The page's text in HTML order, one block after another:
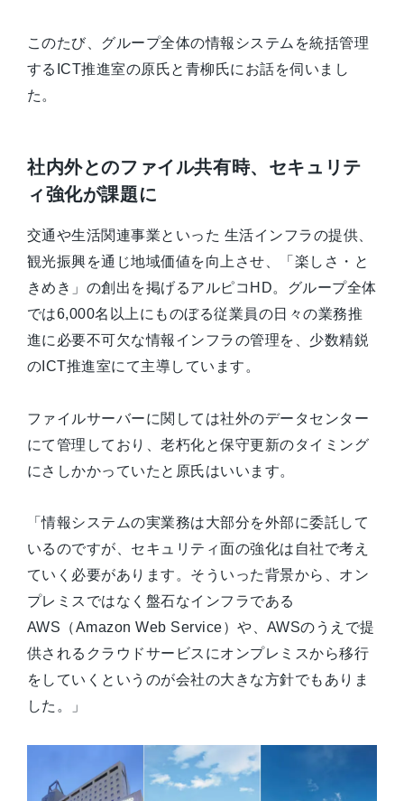
このたび、グループ全体の情報システムを統括管理
するICT推進室の原氏と青柳氏にお話を伺いまし
た。
社内外とのファイル共有時、セキュリテ
ィ強化が課題に
交通や生活関連事業といった​ 生活インフラの提供、
観光振興を通じ地域価値を向上させ、「楽しさ・と
きめき」の創出を掲げるアルピコHD。グループ全体
では6,000名以上にものぼる従業員の日々の業務推
進に必要不可欠な情報インフラの管理を、少数精鋭
のICT推進室にて主導しています。
ファイルサーバーに関しては社外のデータセンター
にて管理しており、老朽化と保守更新のタイミング
にさしかかっていたと原氏はいいます。
「情報システムの実業務は大部分を外部に委託して
いるのですが、セキュリティ面の強化は自社で考え
ていく必要があります。そういった背景から、オン
プレミスではなく盤石なインフラである
AWS（Amazon Web Service）や、AWSのうえで提
供されるクラウドサービスにオンプレミスから移行
をしていくというのが会社の大きな方針でもありま
した。」